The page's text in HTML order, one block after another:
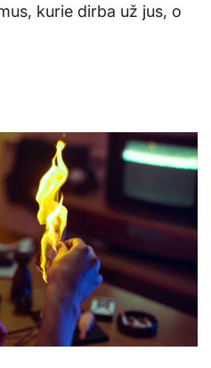
kurie dirba už jus, o